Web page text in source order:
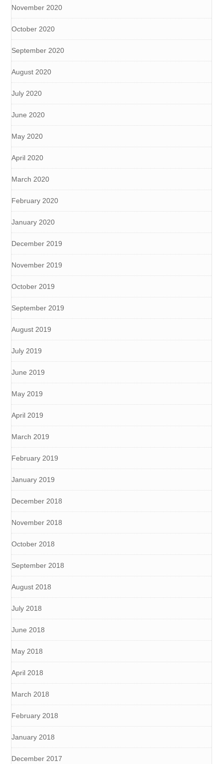
November 2020
October 2020
September 2020
August 2020
July 2020
June 2020
May 2020
April 2020
March 2020
February 2020
January 2020
December 2019
November 2019
October 2019
September 2019
August 2019
July 2019
June 2019
May 2019
April 2019
March 2019
February 2019
January 2019
December 2018
November 2018
October 2018
September 2018
August 2018
July 2018
June 2018
May 2018
April 2018
March 2018
February 2018
January 2018
December 2017